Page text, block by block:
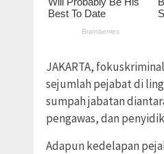
JAKARTA,
sejumlah pejabat di
sumpah jabatan
pengawas, dan
Adapun kedelapan